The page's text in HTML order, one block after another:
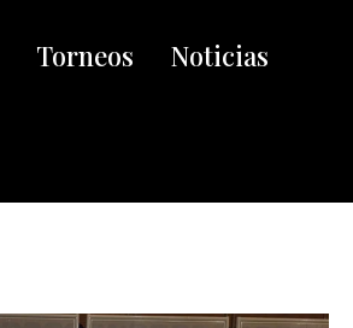
Torneos
Noticias